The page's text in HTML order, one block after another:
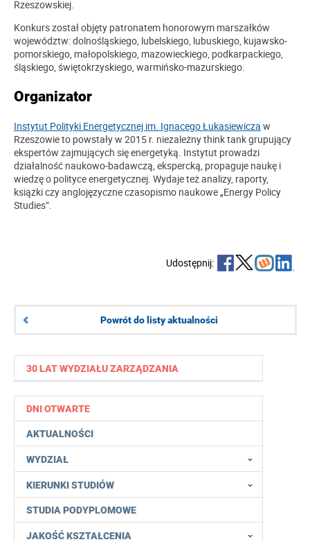
30 LAT WYDZIAŁU ZARZĄDZANIA
DNI OTWARTE
AKTUALNOŚCI
WYDZIAŁ
KIERUNKI STUDIÓW
STUDIA PODYPLOMOWE
JAKOŚĆ KSZTAŁCENIA
Rzeszowskiej.
Konkurs został objęty patronatem honorowym marszałków
województw: dolnośląskiego, lubelskiego, lubuskiego, kujawsko-
pomorskiego, małopolskiego, mazowieckiego, podkarpackiego,
śląskiego, świętokrzyskiego, warmińsko-mazurskiego.
Organizator
Instytut Polityki Energetycznej im. Ignacego Łukasiewicza w
Rzeszowie to powstały w 2015 r. niezależny think tank grupujący
ekspertów zajmujących się energetyką. Instytut prowadzi
działalność naukowo-badawczą, ekspercką, propaguje naukę i
wiedzę o polityce energetycznej. Wydaje też analizy, raporty,
książki czy anglojęzyczne czasopismo naukowe „Energy Policy
Studies”.
Udostępnij:
Powrót do listy aktualności